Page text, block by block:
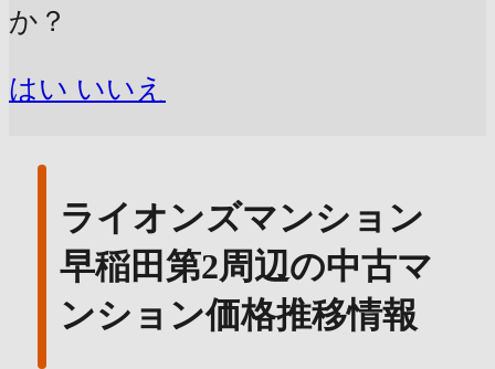
か？
はい いいえ
ライオンズマンション
早稲田第2周辺の中古マ
ンション価格推移情報